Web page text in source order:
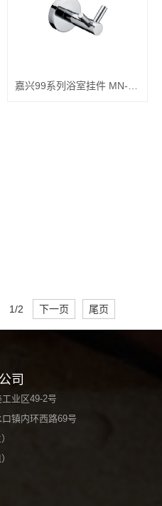
1/2 下一页 尾页
司
业区49-2号
镇内环西路69号